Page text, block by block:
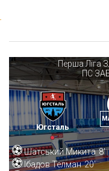
Перша Ліга
ПС
Югсталь
Шатський Микита 8'
Ібадов Телман 20'